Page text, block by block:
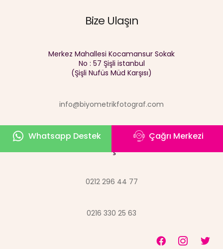
Bize Ulaşın
Merkez Mahallesi Kocamansur Sokak
No : 57 Şişli istanbul
(Şişli Nufüs Müd Karşısı)
info@biyometrikfotograf.com
İletişim
0212 296 44 77
0216 330 25 63
Whatsapp Destek Çağrı Merkezi